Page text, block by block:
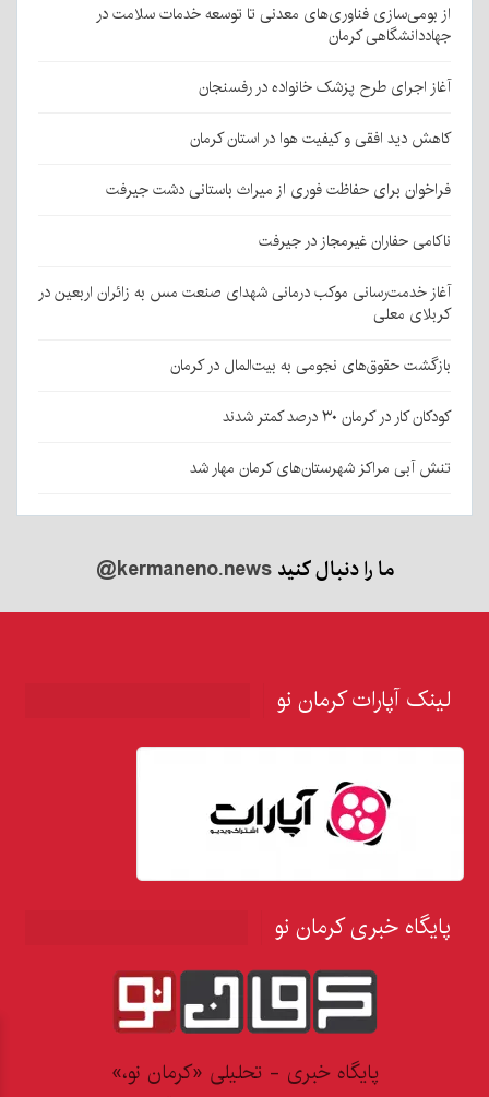
از بومی‌سازی فناوری‌های معدنی تا توسعه خدمات سلامت در
جهاددانشگاهی کرمان
آغاز اجرای طرح پزشک خانواده در رفسنجان
کاهش دید افقی و کیفیت هوا در استان کرمان
فراخوان برای حفاظت فوری از میراث باستانی دشت جیرفت
ناکامی حفاران غیرمجاز در جیرفت
آغاز خدمت‌رسانی موکب درمانی شهدای صنعت مس به زائران اربعین در
کربلای معلی
بازگشت حقوق‌های نجومی به بیت‌المال در کرمان
کودکان کار در کرمان ۳۰ درصد کمتر شدند
تنش آبی مراکز شهرستان‌های کرمان مهار شد
ما را دنبال کنید@kermaneno.news
لینک آپارات کرمان نو
پایگاه خبری کرمان نو
پایگاه خبری - تحلیلی «کرمان نو،»